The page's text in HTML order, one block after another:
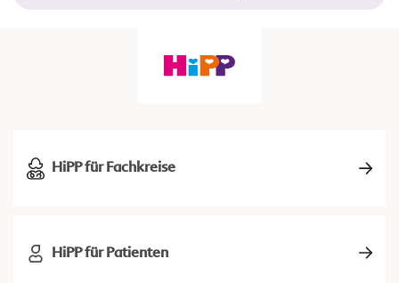
HiPP für Fachkreise
HiPP für Patienten